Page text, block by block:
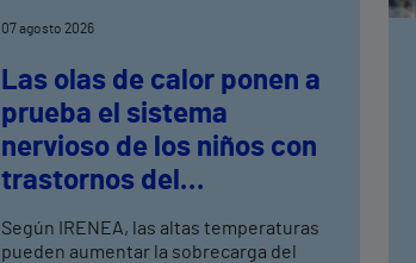
07 agosto 2026
Las olas de calor ponen a
prueba el sistema
nervioso de los niños con
trastornos del
neurodesarrollo, según
expertos en
Según IRENEA, las altas temperaturas
pueden aumentar la sobrecarga del